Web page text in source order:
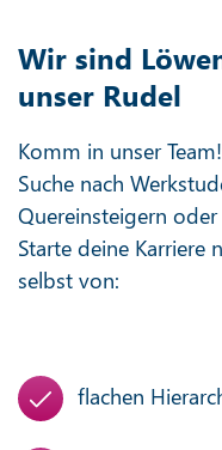
Wir sind
unser Rudel
Komm in unser
Suche nach
Quereinsteigern
Starte deine Karriere
selbst von:
flachen